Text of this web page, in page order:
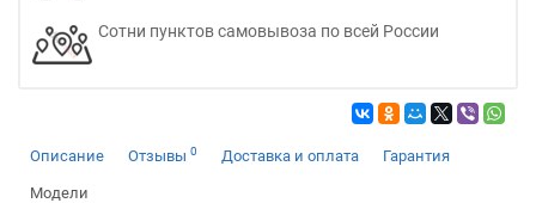
Сотни пунктов самовывоза по всей России
Описание Отзывы 0 Доставка и оплата Гарантия
Модели